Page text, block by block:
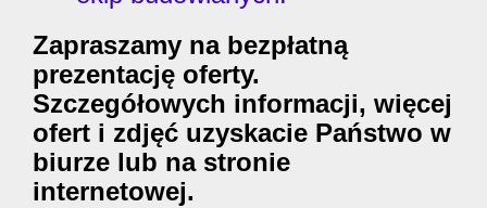
Zapraszamy na bezpłatną
prezentację oferty.
Szczegółowych informacji, więcej
ofert i zdjęć uzyskacie Państwo w
biurze lub na stronie
internetowej.